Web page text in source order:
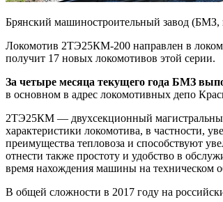
Брянский машиностроительный завод (БМЗ,
Локомотив 2ТЭ25КМ-200 направлен в
получит 17 новых локомотивов этой серии.
За четыре месяца текущего года БМЗ
в основном в адрес локомотивных депо
2ТЭ25КМ — двухсекционный магистральный
характеристики локомотива, в частности,
преимущества тепловоза и способствуют
отнести также простоту и удобство в
время нахождения машины на техническом
В общей сложности в 2017 году на